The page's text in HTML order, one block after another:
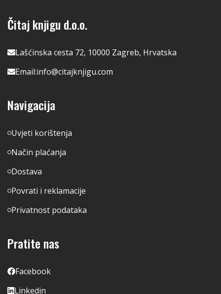
Čitaj knjigu d.o.o.
Lašćinska cesta 72, 10000 Zagreb, Hrvatska
Email:info@citajknjigu.com
Navigacija
Uvjeti korištenja
Način plaćanja
Dostava
Povrati i reklamacije
Privatnost podataka
Pratite nas
Facebook
Linkedin